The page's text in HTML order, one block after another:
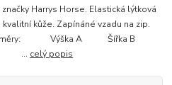
Harrys Horse. Elastická lýtková
kůže. Zapínáné vzadu na zip.
Rozměry: Výška A Šířka B
... celý popis